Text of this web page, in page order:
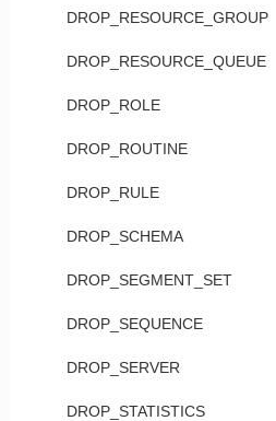
DROP_RESOURCE_GROUP
DROP_RESOURCE_QUEUE
DROP_ROLE
DROP_ROUTINE
DROP_RULE
DROP_SCHEMA
DROP_SEGMENT_SET
DROP_SEQUENCE
DROP_SERVER
DROP_STATISTICS